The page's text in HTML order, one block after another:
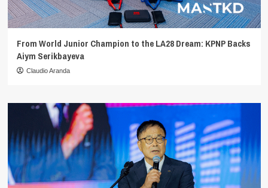
From World Junior Champion to the LA28 Dream: KPNP Backs
Aiym Serikbayeva
Claudio Aranda